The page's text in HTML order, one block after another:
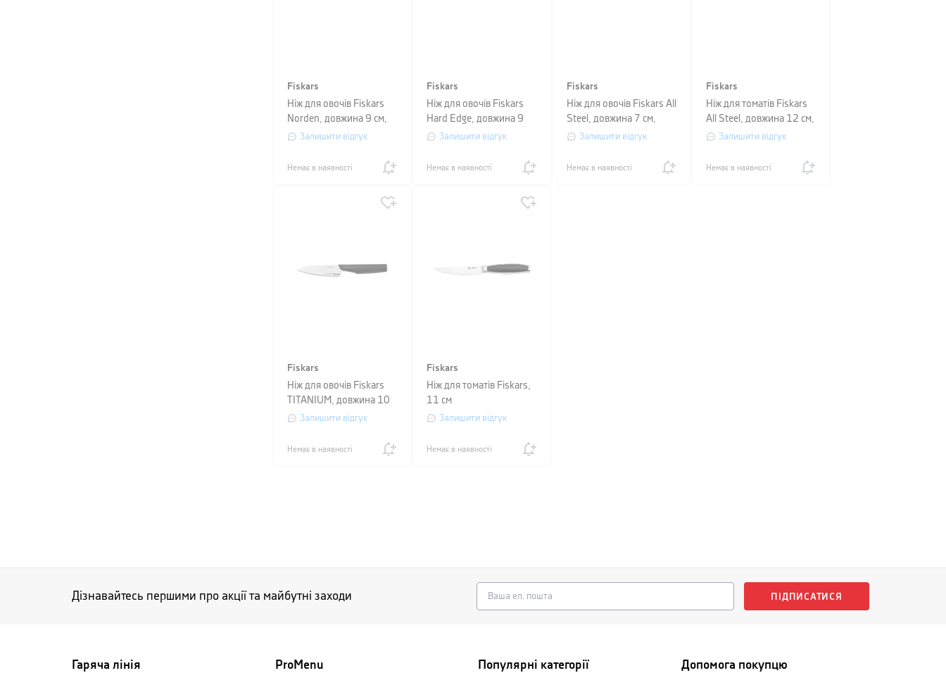
Fiskars
Ніж для овочів Fiskars
Norden, довжина 9 см,
коричневий
Залишити відгук
Немає в наявності
Fiskars
Ніж для овочів Fiskars
Hard Edge, довжина 9
см, чорний
Залишити відгук
Немає в наявності
Fiskars
Ніж для овочів Fiskars All
Steel, довжина 7 см,
сріблястий
Залишити відгук
Немає в наявності
Fiskars
Ніж для томатів Fiskars
All Steel, довжина 12 см,
сріблястий
Залишити відгук
Немає в наявності
Fiskars
Ніж для овочів Fiskars
TITANIUM, довжина 10
см, чорний
Залишити відгук
Немає в наявності
Fiskars
Ніж для томатів Fiskars,
11 см
Залишити відгук
Немає в наявності
Дізнавайтесь першими про акції та майбутні заходи ПІДПИСАТИСЯ
Гаряча лінія ProMenu Популярні категорії Допомога покупцю